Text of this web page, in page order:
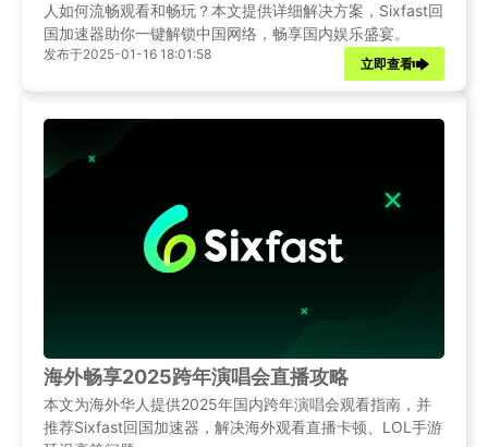
人如何流畅观看和畅玩？本文提供详细解决方案，Sixfast回
国加速器助你一键解锁中国网络，畅享国内娱乐盛宴。
发布于2025-01-16 18:01:58
立即查看
海外畅享2025跨年演唱会直播攻略
本文为海外华人提供2025年国内跨年演唱会观看指南，并
推荐Sixfast回国加速器，解决海外观看直播卡顿、LOL手游